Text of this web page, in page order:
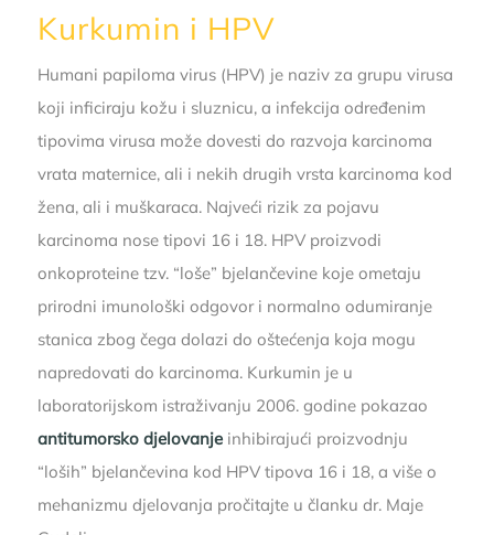
Kurkumin i HPV
Humani papiloma virus (HPV) je naziv za grupu virusa
koji inficiraju kožu i sluznicu, a infekcija određenim
tipovima virusa može dovesti do razvoja karcinoma
vrata maternice, ali i nekih drugih vrsta karcinoma kod
žena, ali i muškaraca. Najveći rizik za pojavu
karcinoma nose tipovi 16 i 18. HPV proizvodi
onkoproteine tzv. “loše” bjelančevine koje ometaju
prirodni imunološki odgovor i normalno odumiranje
stanica zbog čega dolazi do oštećenja koja mogu
napredovati do karcinoma. Kurkumin je u
laboratorijskom istraživanju 2006. godine pokazao
antitumorsko djelovanje inhibirajući proizvodnju
“loših” bjelančevina kod HPV tipova 16 i 18, a više o
mehanizmu djelovanja pročitajte u članku dr. Maje